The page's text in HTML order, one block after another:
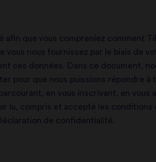
que vous compreniez comment
vous nous fournissez par le biais de
ces données. Dans ce document,
pour que nous puissions répondre à
en vous inscrivant, en vous
lu, compris et accepté les
de confidentialité.